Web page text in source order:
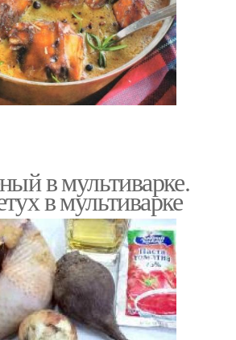
в мультиварке.
в мультиварке